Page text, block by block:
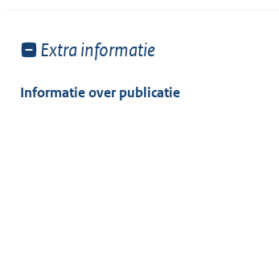
Toon
van:
Extra informatie
Informatie over publicatie